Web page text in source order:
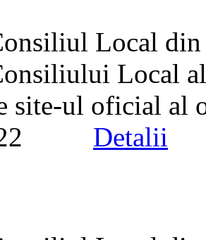
Local
Local
site-ul oficial al
Detalii